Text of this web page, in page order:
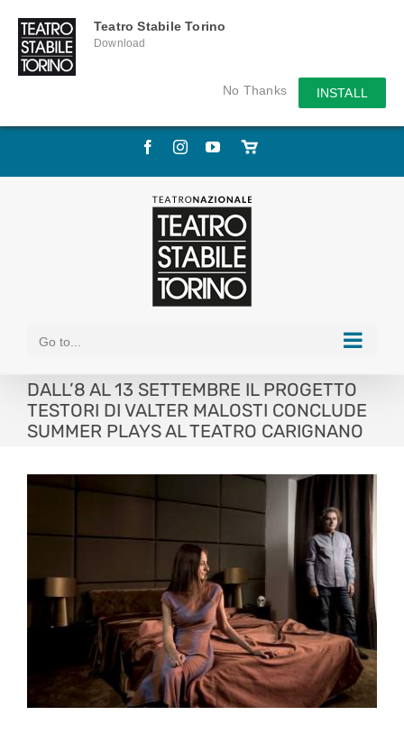
Teatro Stabile Torino
Download
No Thanks INSTALL
Skip
FacebookInstagramYouTube
Store
Go to...
DALL’8 AL 13 SETTEMBRE IL PROGETTO
TESTORI DI VALTER MALOSTI CONCLUDE
SUMMER PLAYS AL TEATRO CARIGNANO